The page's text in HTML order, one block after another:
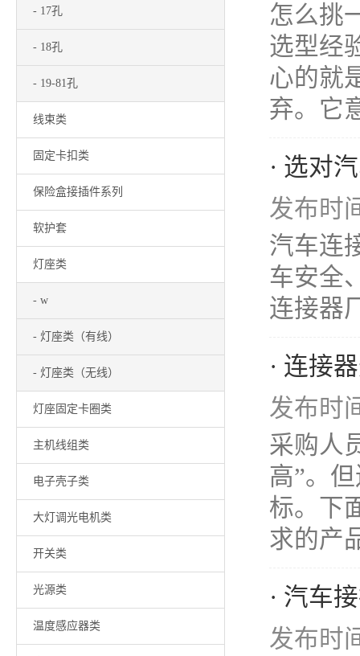
- 17孔
- 18孔
- 19-81孔
线束类
固定卡扣类
保险盒接插件系列
软护套
灯座类
- w
- 灯座类（有线）
- 灯座类（无线）
灯座固定卡圈类
主机线组类
电子壳子类
大灯调光电机类
开关类
光源类
温度感应器类
怎么挑
选型经
心的就
弃。它
· 选对
发布时
汽车连
车安全
连接器
· 连接
发布时
采购人
高”。
标。下
求的产
· 汽车
发布时